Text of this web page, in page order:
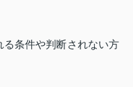
条件や判断されない方